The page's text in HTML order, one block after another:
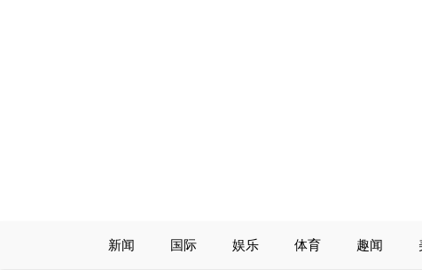
新闻 国际 娱乐 体育 趣闻